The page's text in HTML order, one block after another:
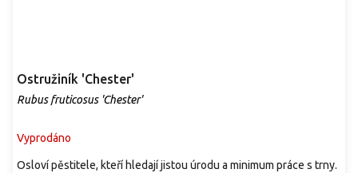
Ostružiník 'Chester'
Rubus fruticosus 'Chester'
Vyprodáno
Osloví pěstitele, kteří hledají jistou úrodu a minimum práce s trny.